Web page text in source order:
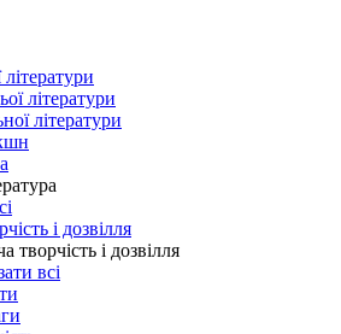
літератури
літератури
і дозвілля
творчість і дозвілля
всі